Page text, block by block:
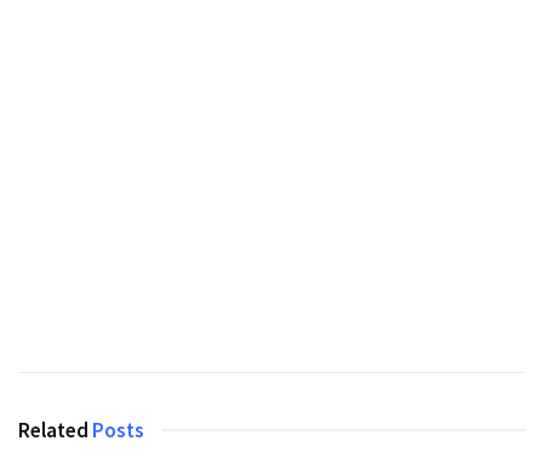
Related Posts